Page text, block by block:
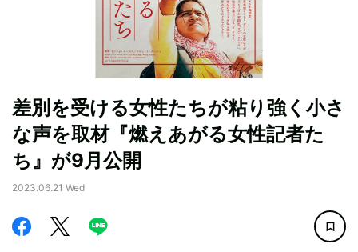
差別を受ける女性たちが粘り強く小さ
な声を取材『燃えあがる女性記者た
ち』が9月公開
2023.06.21 Wed